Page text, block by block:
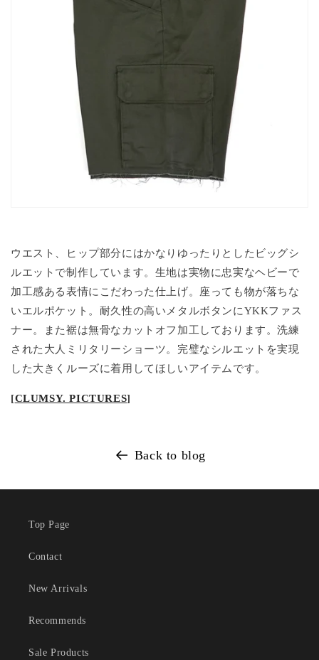
ウエスト、ヒップ部分にはかなりゆったりとしたビッグシ
ルエットで制作しています。生地は実物に忠実なヘビーで
加工感ある表情にこだわった仕上げ。座っても物が落ちな
いエルポケット。耐久性の高いメタルボタンにYKKファス
ナー。また裾は無骨なカットオフ加工しております。洗練
された大人ミリタリーショーツ。完璧なシルエットを実現
した大きくルーズに着用してほしいアイテムです。
[CLUMSY. PICTURES]
Back to blog
Top Page
Contact
New Arrivals
Recommends
Sale Products